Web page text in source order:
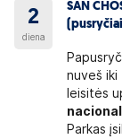
2
diena
SAN
nuveš
leisitės
Parkas